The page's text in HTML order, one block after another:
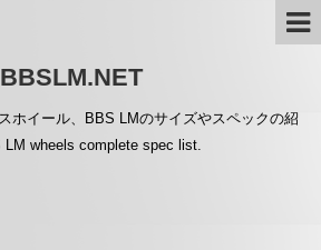
BBSLM.NET
ホイール、BBS LMのサイズやスペックの紹
LM wheels complete spec list.